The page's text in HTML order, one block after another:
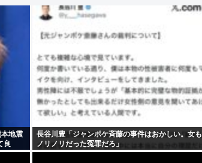
地震
良
長谷川豊「ジャンポケ斉藤の事件はおかしい。女も
ノリノリだった冤罪だろ」